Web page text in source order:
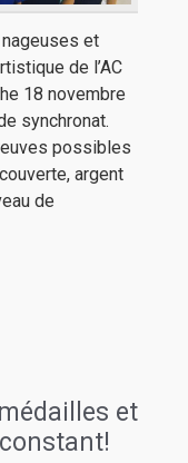
et
de l’AC
18 novembre
synchronat.
possibles
argent
de
et